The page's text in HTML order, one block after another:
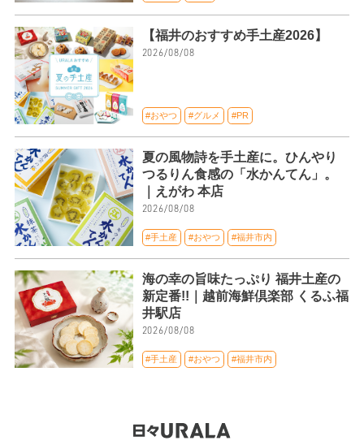
【福井のおすすめ手土産2026】
2026/08/08
#おやつ #グルメ #PR
夏の風物詩を手土産に。ひんやり
つるりん食感の「水かんてん」。
｜えがわ 本店
2026/08/08
#手土産 #おやつ #福井市内
海の幸の旨味たっぷり 福井土産の
新定番!!｜越前海鮮倶楽部 くるふ福
井駅店
2026/08/08
#手土産 #おやつ #福井市内